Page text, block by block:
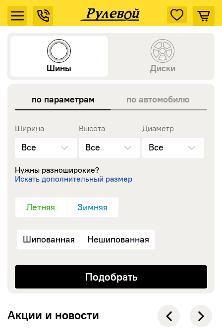
Подбор шин и дисков
Шины Диски
по параметрам по автомобилю
Ширина
Все
Высота
Все
Диаметр
Все
Нужны разноширокие?
Искать дополнительный размер
Летняя Зимняя
Шипованная Нешипованная
Акции и новости